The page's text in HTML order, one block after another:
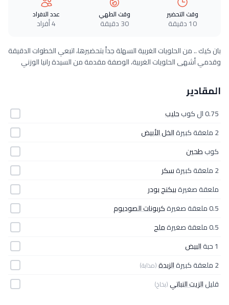
وقت التحضير
10 دقيقة
وقت الطهي
30 دقيقة
عدد الافراد
4 أفراد
بان كيك .. من الحلويات الغربية السهلة جداً بتحضيرها، اتبعي الخطوات الدقيقة
وقدمي أشهى الحلويات الغربية، الوصفة مقدمة من السيدة رانيا الوزني
المقادير
0.75 ال كوب
حليب
2 ملعقة كبيرة
الخل الأبيض
كوبطحين
2 ملعقة كبيرة
سكر
ملعقة صغيرةبيكنج بودر
0.5 ملعقة صغيرة
كربونات الصوديوم
0.5 ملعقة صغيرة
ملح
1 حبة
البيض
2 ملعقة كبيرة
الزبدة(مذابة)
قليلالزيت النباتي (بخاخ)